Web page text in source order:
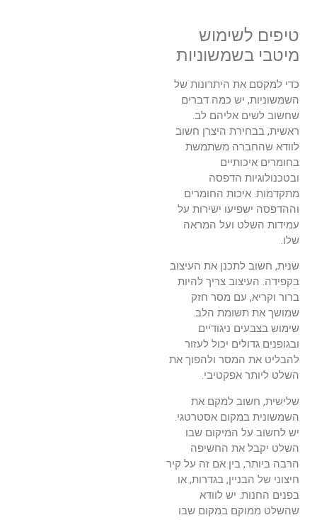
טיפים לשימוש
מיטבי בשמשוניות
כדי למקסם את היתרונות של
השמשוניות, יש כמה דברים
שחשוב לשים אליהם לב.
ראשית, בבחירת היצרן חשוב
לוודא שהחברה משתמשת
בחומרים איכותיים
ובטכנולוגיות הדפסה
מתקדמות. איכות החומרים
וההדפסה ישפיעו ישירות על
עמידות השלט ועל המראה
שלו.
שנית, חשוב לתכנן את העיצוב
בקפידה. העיצוב צריך להיות
ברור וקריא, עם מסר חזק
שמושך את תשומת הלב.
שימוש בצבעים ניגודיים
ובגופנים גדולים יכול לעזור
להבליט את המסר ולהפוך את
השלט ליותר אפקטיבי.
שלישית, חשוב למקם את
השמשונית במקום אסטרטגי.
יש לחשוב על המיקום שבו
השלט יקבל את החשיפה
הרבה ביותר, בין אם זה על קיר
חיצוני של הבניין, בגדרות, או
בפנים החנות. יש לוודא
שהשלט ממוקם במקום שבו